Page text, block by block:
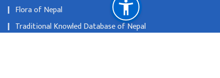
Flora of Nepal
Traditional Knowled Database of Nepal